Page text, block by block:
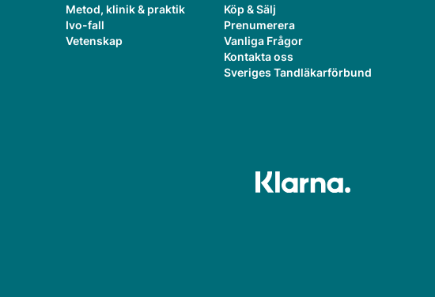
Metod, klinik & praktik
Ivo-fall
Vetenskap
Köp & Sälj
Prenumerera
Vanliga Frågor
Kontakta oss
Sveriges Tandläkarförbund